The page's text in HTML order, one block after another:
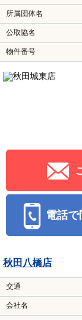
所属団体名
公取協名
物件番号
電話で
秋田八橋店
交通
会社名